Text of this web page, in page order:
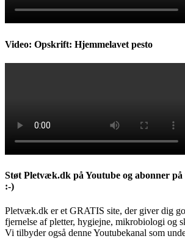
Video: Opskrift: Hjemmelavet pesto
Støt Pletvæk.dk på Youtube og abonner
:-)
Pletvæk.dk er et GRATIS site, der giver dig
fjernelse af pletter, hygiejne, mikrobiologi og
Vi tilbyder også denne Youtubekanal som